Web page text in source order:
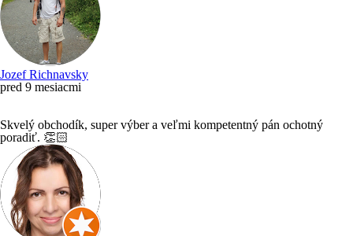
Jozef Richnavsky
pred 9 mesiacmi
Skvelý obchodík, super výber a veľmi kompetentný pán ochotný
poradiť. 👏🏻